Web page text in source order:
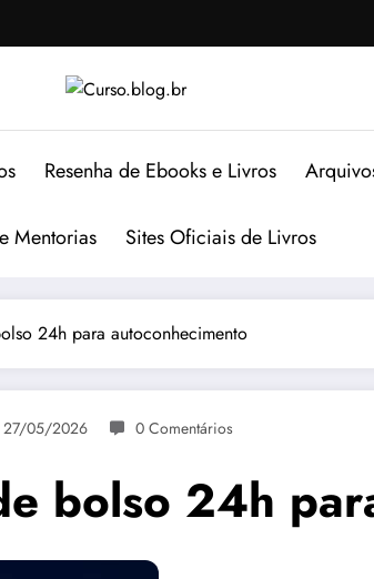
Resenha de Ebooks e Livros
Mentorias Sites Oficiais de Livros
24h para autoconhecimento
27/05/2026 0 Comentários
bolso 24h